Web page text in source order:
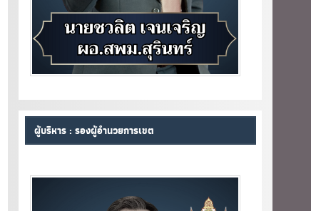
ผู้บริหาร : รองผู้อำนวยการเขต